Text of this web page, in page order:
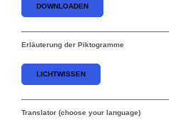
DOWNLOADEN
Erläuterung der Piktogramme
LICHTWISSEN
Translator (choose your language)